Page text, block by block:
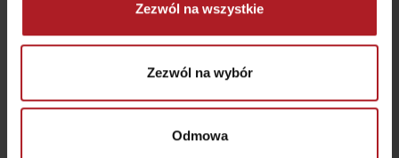
Zezwól na wszystkie
Zezwól na wybór
Odmowa
stacja ładowania
Źródła w kąpieliskach